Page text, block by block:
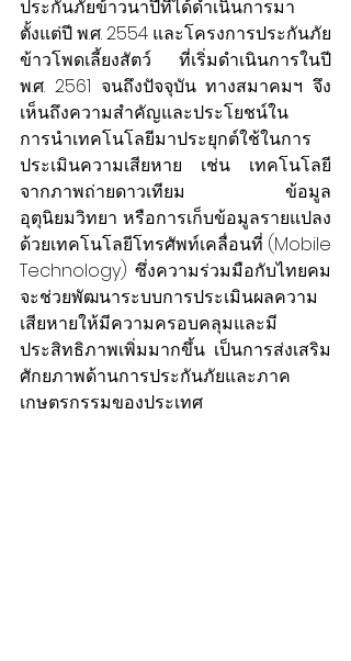
ประกันภัยข้าวนาปีที่ได้ดำเนินการมา
ตั้งแต่ปี พ.ศ. 2554 และโครงการประกันภัย
ข้าวโพดเลี้ยงสัตว์ ที่เริ่มดำเนินการในปี
พ.ศ. 2561 จนถึงปัจจุบัน ทางสมาคมฯ จึง
เห็นถึงความสำคัญและประโยชน์ใน
การนำเทคโนโลยีมาประยุกต์ใช้ในการ
ประเมินความเสียหาย เช่น เทคโนโลยี
จากภาพถ่ายดาวเทียม ข้อมูล
อุตุนิยมวิทยา หรือการเก็บข้อมูลรายแปลง
ด้วยเทคโนโลยีโทรศัพท์เคลื่อนที่ (Mobile
Technology) ซึ่งความร่วมมือกับไทยคม
จะช่วยพัฒนาระบบการประเมินผลความ
เสียหายให้มีความครอบคลุมและมี
ประสิทธิภาพเพิ่มมากขึ้น เป็นการส่งเสริม
ศักยภาพด้านการประกันภัยและภาค
เกษตรกรรมของประเทศ